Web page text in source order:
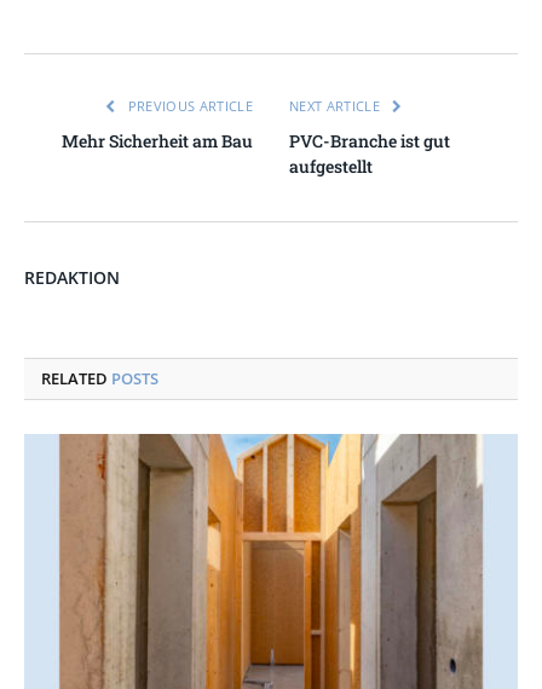
PREVIOUS ARTICLE
Mehr Sicherheit am Bau
NEXT ARTICLE
PVC-Branche ist gut
aufgestellt
REDAKTION
RELATED POSTS